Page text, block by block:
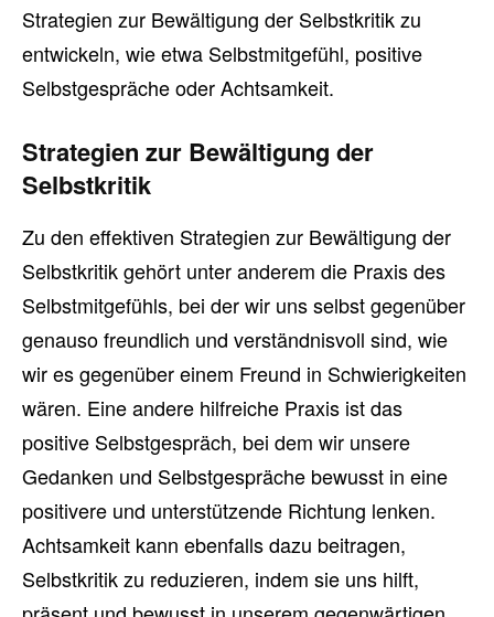
Strategien zur Bewältigung der Selbstkritik zu
entwickeln, wie etwa Selbstmitgefühl, positive
Selbstgespräche oder Achtsamkeit.
Strategien zur Bewältigung der
Selbstkritik
Zu den effektiven Strategien zur Bewältigung der
Selbstkritik gehört unter anderem die Praxis des
Selbstmitgefühls, bei der wir uns selbst gegenüber
genauso freundlich und verständnisvoll sind, wie
wir es gegenüber einem Freund in Schwierigkeiten
wären. Eine andere hilfreiche Praxis ist das
positive Selbstgespräch, bei dem wir unsere
Gedanken und Selbstgespräche bewusst in eine
positivere und unterstützende Richtung lenken.
Achtsamkeit kann ebenfalls dazu beitragen,
Selbstkritik zu reduzieren, indem sie uns hilft,